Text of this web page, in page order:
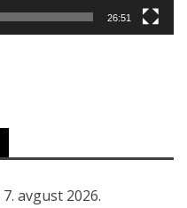
26:51
7. avgust 2026.